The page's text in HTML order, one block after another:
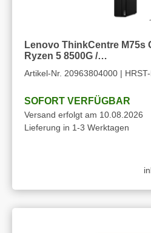
Lenovo ThinkCentre M75s
Ryzen 5 8500G /…
Artikel-Nr. 20963804000 |
SOFORT VERFÜGBAR
Versand erfolgt am 10.08.2026
Lieferung in 1-3 Werktagen